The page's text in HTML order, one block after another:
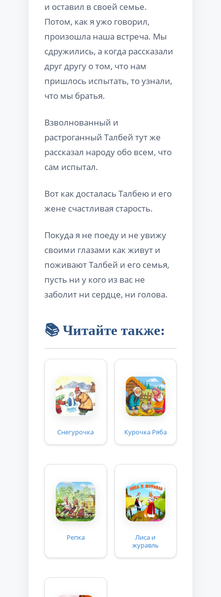
и оставил в своей семье.
Потом, как я ужо говорил,
произошла наша встреча. Мы
сдружились, а когда рассказали
друг другу о том, что нам
пришлось испытать, то узнали,
что мы братья.
Взволнованный и
растроганный Талбей тут же
рассказал народу обо всем, что
сам испытал.
Вот как досталась Талбею и его
жене счастливая старость.
Покуда я не поеду и не увижу
своими глазами как живут и
поживают Талбей и его семья,
пусть ни у кого из вас не
заболит ни сердце, ни голова.
📚 Читайте также:
Снегурочка Курочка Ряба
Репка
Лиса и
журавль